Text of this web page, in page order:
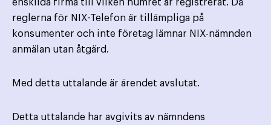
enskilda firma till vilken numret är registrerat. Då
reglerna för NIX-Telefon är tillämpliga på
konsumenter och inte företag lämnar NIX-nämnden
anmälan utan åtgärd.
Med detta uttalande är ärendet avslutat.
Detta uttalande har avgivits av nämndens